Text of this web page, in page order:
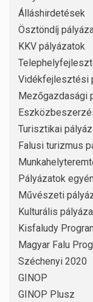
Álláshirdetések
Ösztöndíj
KKV pályázatok
Vidékfejlesztési
Mezőgazdasági
Turisztikai
Falusi turizmus
Pályázatok
Művészeti
Kulturális
Kisfaludy
Magyar Falu
Széchenyi 2020
GINOP
GINOP Plusz